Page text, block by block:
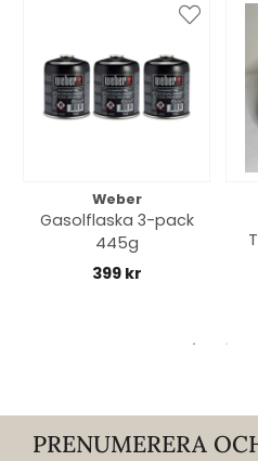
Weber
Gasolflaska 3-pack
445g
399 kr
PRENUMERERA